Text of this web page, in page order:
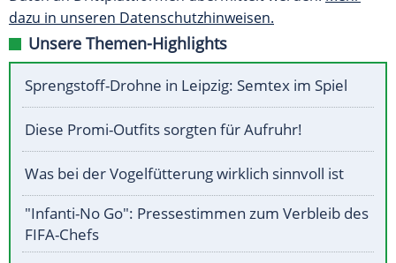
dazu in unseren Datenschutzhinweisen.
Unsere Themen-Highlights
Sprengstoff-Drohne in Leipzig: Semtex im Spiel
Diese Promi-Outfits sorgten für Aufruhr!
Was bei der Vogelfütterung wirklich sinnvoll ist
"Infanti-No Go": Pressestimmen zum Verbleib des
FIFA-Chefs